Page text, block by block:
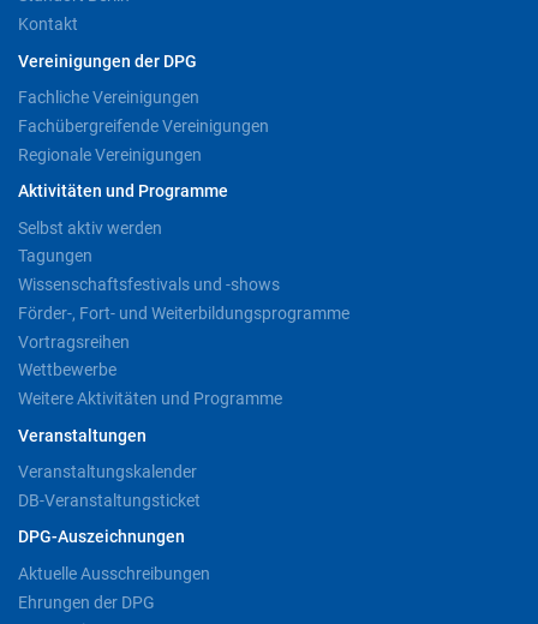
Kontakt
Vereinigungen der DPG
Fachliche Vereinigungen
Fachübergreifende Vereinigungen
Regionale Vereinigungen
Aktivitäten und Programme
Selbst aktiv werden
Tagungen
Wissenschaftsfestivals und -shows
Förder-, Fort- und Weiterbildungsprogramme
Vortragsreihen
Wettbewerbe
Weitere Aktivitäten und Programme
Veranstaltungen
Veranstaltungskalender
DB-Veranstaltungsticket
DPG-Auszeichnungen
Aktuelle Ausschreibungen
Ehrungen der DPG